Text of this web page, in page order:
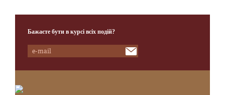
Бажаєте бути в курсі всіх подій?